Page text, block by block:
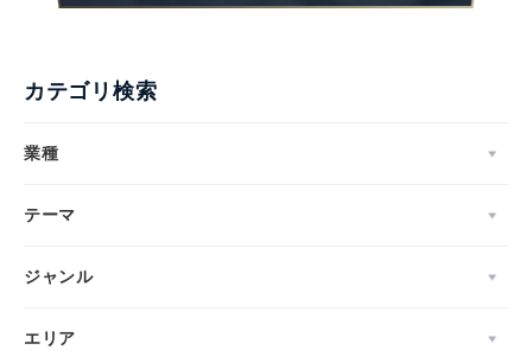
カテゴリ検索
業種
テーマ
ジャンル
エリア